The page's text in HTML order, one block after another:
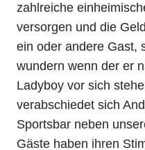
zahlreiche
versorgen und die
ein oder andere Gast,
wundern wenn der er
Ladyboy vor sich
verabschiedet sich
Sportsbar neben
Gäste haben ihren